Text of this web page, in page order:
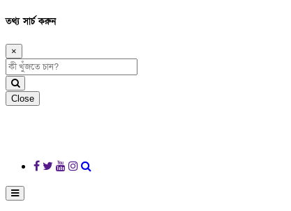
তথ্য সার্চ করুন
×
Close